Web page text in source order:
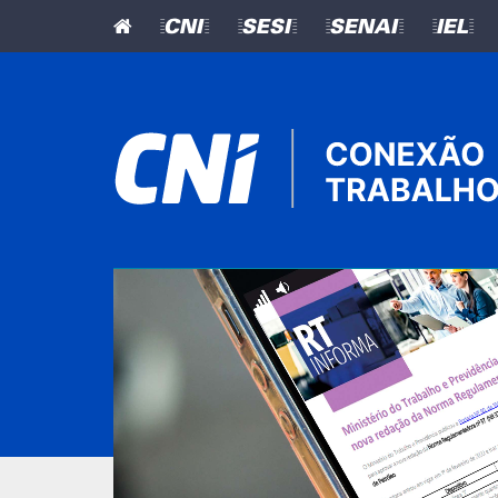
=CNI= =SESI= =SENAI= =IEL=